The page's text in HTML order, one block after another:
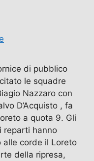
di pubblico
le squadre
Nazzaro con
D’Acquisto , fa
a quota 9. Gli
reparti hanno
corde il Loreto
della ripresa,